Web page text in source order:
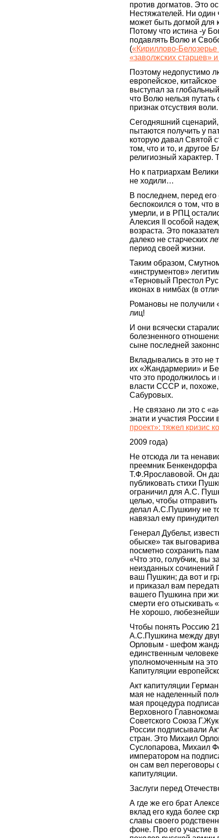
против догматов. Это
Нестяжателей. Ни
может быть догмой для
Потому что истина -у
подавлять Волю и
(«Кириллово-
«заволжских старцев»
Поэтому недопустимо
европейское,
выступал за
что Волю нельзя путать
признак отсуствия воли.
Сегодняшний сценарий,
пытаются получить у
которую давал Святой
том, что и то, и другое
религиозный характер.
Но к патриархам
не ходили…
В последнем, перед
беспокоился о том, что
умерли, и в РПЦ
Алексия II особой
возраста. Это
далеко не старческих
период своей жизни.
Таким образом,
«инструментов»
«Терновый Престол
иконах в нимбах (в
Романовы не получили
лиц!
И они всячески
болезненного
сыне последней
Вкладывались в это
их «Жандармерии» и
что это продолжилось
власти СССР и,
Сабуровых.
. Не связано ли это с
знати и участия
проект»: тяжел кризис
2009 года)
Не отсюда ли та
преемник
Т.Ф.Ярославовой. Он
публиковать стихи
ограничил для А.С.
целью, чтобы
делал А.С.Пушкину не
навязал ему
Генерал Дубельт,
обыске» так
посметно сохранить
«Что это, голубчик, вы
неизданных сочинений
ваш Пушкин; да вот и
и приказал вам
вашего Пушкина при
смерти его отыскивать
Не хорошо,
Чтобы понять Россию
А.С.Пушкина между
Орловым - шефом
единственным
уполномоченным на
Капитуляции
Акт капитуляции
мая не наделенный
мая процедура
Верховного
Советского Союза
России подписывали
стран. Это Михаил
Суслопарова, Михаил
императором на
он сам вел переговоры
капитуляции.
Заслуги перед
А где же его брат
вклад его куда более
славы своего
фоне. Про его участие